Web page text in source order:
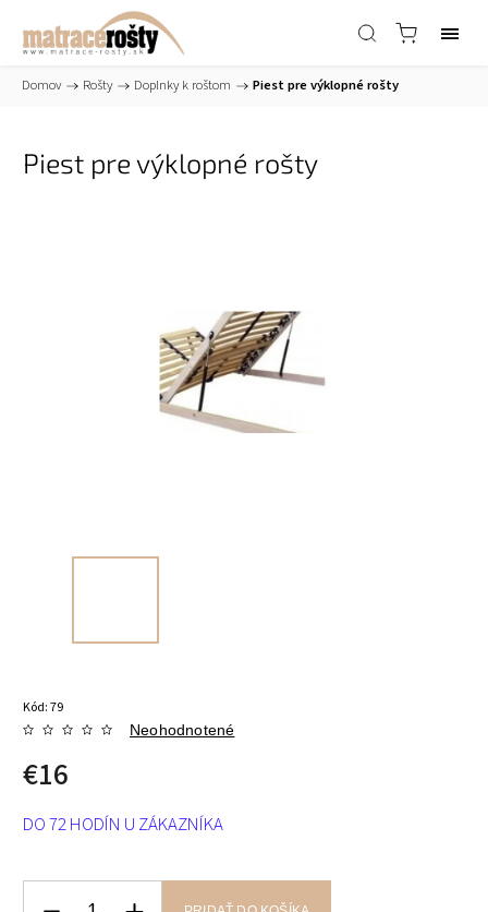
Domov / Rošty / Doplnky k roštom / Piest pre výklopné rošty
Piest pre výklopné rošty
Kód:79
Neohodnotené
€16
DO 72 HODÍN U ZÁKAZNÍKA